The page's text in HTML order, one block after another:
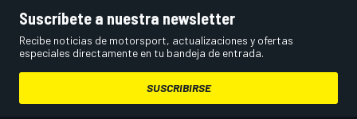
Suscríbete a nuestra newsletter
Recibe noticias de motorsport, actualizaciones y ofertas
especiales directamente en tu bandeja de entrada.
SUSCRIBIRSE